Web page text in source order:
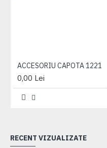
ACCESORIU CAPOTA 1221
0,00 Lei
RECENT VIZUALIZATE